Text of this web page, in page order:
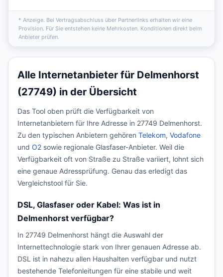
* Anzeige. Bei Vertragsabschluss über Partnerlinks erhalten wir eine
Provision. Für Sie entstehen keine Mehrkosten. Konditionen direkt beim
Anbieter prüfen.
Alle Internetanbieter für Delmenhorst
(27749) in der Übersicht
Das Tool oben prüft die Verfügbarkeit von
Internetanbietern für Ihre Adresse in 27749 Delmenhorst.
Zu den typischen Anbietern gehören Telekom, Vodafone
und O2 sowie regionale Glasfaser-Anbieter. Weil die
Verfügbarkeit oft von Straße zu Straße variiert, lohnt sich
eine genaue Adressprüfung. Genau das erledigt das
Vergleichstool für Sie.
DSL, Glasfaser oder Kabel: Was ist in
Delmenhorst verfügbar?
In 27749 Delmenhorst hängt die Auswahl der
Internettechnologie stark von Ihrer genauen Adresse ab.
DSL ist in nahezu allen Haushalten verfügbar und nutzt
bestehende Telefonleitungen für eine stabile und weit